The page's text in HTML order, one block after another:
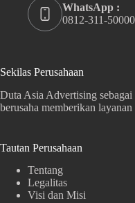
WhatsApp :
0812-311-50000
Sekilas Perusahaan
Duta Asia Advertising
berusaha memberikan
Tautan Perusahaan
Tentang
Legalitas
Visi dan Misi